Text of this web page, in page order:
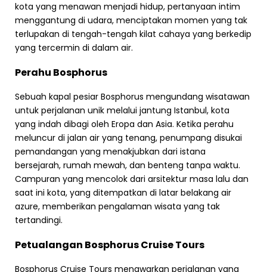
kota yang menawan menjadi hidup, pertanyaan intim
menggantung di udara, menciptakan momen yang tak
terlupakan di tengah-tengah kilat cahaya yang berkedip
yang tercermin di dalam air.
Perahu Bosphorus
Sebuah kapal pesiar Bosphorus mengundang wisatawan
untuk perjalanan unik melalui jantung Istanbul, kota
yang indah dibagi oleh Eropa dan Asia. Ketika perahu
meluncur di jalan air yang tenang, penumpang disukai
pemandangan yang menakjubkan dari istana
bersejarah, rumah mewah, dan benteng tanpa waktu.
Campuran yang mencolok dari arsitektur masa lalu dan
saat ini kota, yang ditempatkan di latar belakang air
azure, memberikan pengalaman wisata yang tak
tertandingi.
Petualangan Bosphorus Cruise Tours
Bosphorus Cruise Tours menawarkan perjalanan yang